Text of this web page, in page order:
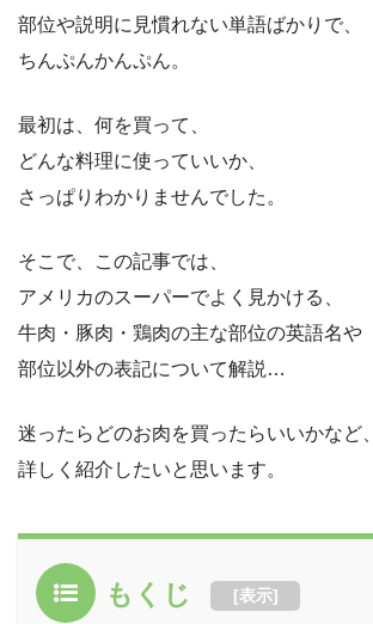
部位や説明に見慣れない単語ばかりで、
ちんぷんかんぷん。
最初は、何を買って、
どんな料理に使っていいか、
さっぱりわかりませんでした。
そこで、この記事では、
アメリカのスーパーでよく見かける、
牛肉・豚肉・鶏肉の主な部位の英語名や
部位以外の表記について解説…
迷ったらどのお肉を買ったらいいかなど、
詳しく紹介したいと思います。
もくじ [表示]